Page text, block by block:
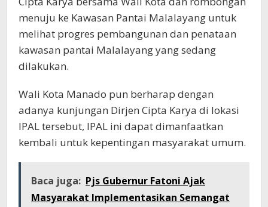
menuju ke Kawasan Pantai Malalayang untuk
melihat progres pembangunan dan penataan
kawasan pantai Malalayang yang sedang
dilakukan.
Wali Kota Manado pun berharap dengan
adanya kunjungan Dirjen Cipta Karya di lokasi
IPAL tersebut, IPAL ini dapat dimanfaatkan
kembali untuk kepentingan masyarakat umum.
Baca juga: Pjs Gubernur Fatoni Ajak
Masyarakat Implementasikan Semangat